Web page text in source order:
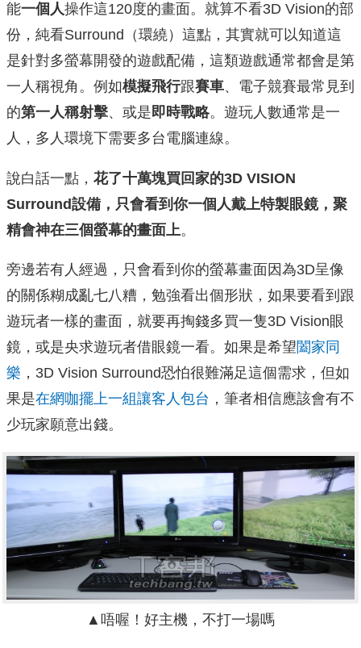
能一個人操作這120度的畫面。就算不看3D Vision的部
份，純看Surround（環繞）這點，其實就可以知道這
是針對多螢幕開發的遊戲配備，這類遊戲通常都會是第
一人稱視角。例如模擬飛行跟賽車、電子競賽最常見到
的第一人稱射擊、或是即時戰略。遊玩人數通常是一
人，多人環境下需要多台電腦連線。
說白話一點， 花了十萬塊買回家的3D VISION
Surround設備，只會看到你一個人戴上特製眼鏡，聚
精會神在三個螢幕的畫面上。
旁邊若有人經過，只會看到你的螢幕畫面因為3D呈像
的關係糊成亂七八糟，勉強看出個形狀，如果要看到跟
遊玩者一樣的畫面，就要再掏錢多買一隻3D Vision眼
鏡，或是央求遊玩者借眼鏡一看。如果是希望闔家同
樂 ，3D Vision Surround恐怕很難滿足這個需求，但如
果是在網咖擺上一組讓客人包台 ，筆者相信應該會有不
少玩家願意出錢。
▲唔喔！好主機，不打一場嗎